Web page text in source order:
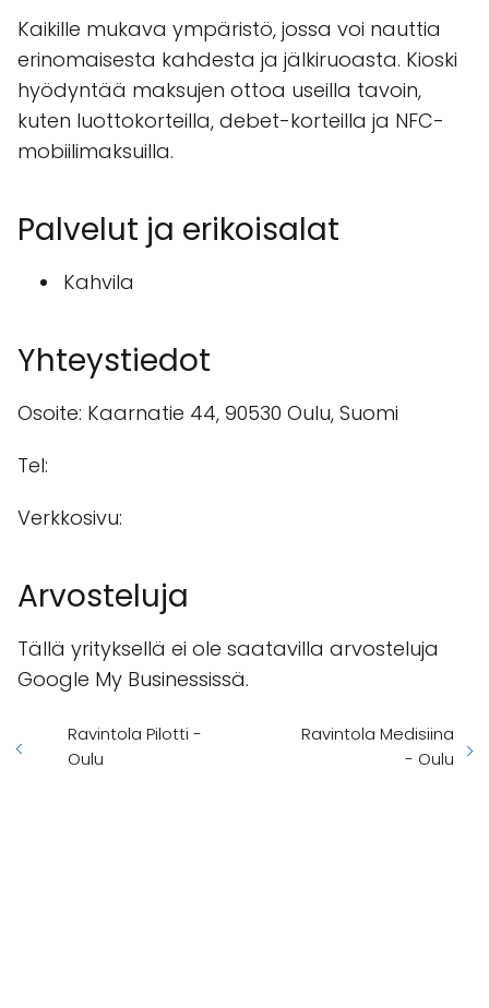
Kaikille mukava ympäristö, jossa voi nauttia
erinomaisesta kahdesta ja jälkiruoasta. Kioski
hyödyntää maksujen ottoa useilla tavoin,
kuten luottokorteilla, debet-korteilla ja NFC-
mobiilimaksuilla.
Palvelut ja erikoisalat
Kahvila
Yhteystiedot
Osoite: Kaarnatie 44, 90530 Oulu, Suomi
Tel:
Verkkosivu:
Arvosteluja
Tällä yrityksellä ei ole saatavilla arvosteluja
Google My Businessissä.
Ravintola Pilotti -
Oulu
Ravintola Medisiina
- Oulu